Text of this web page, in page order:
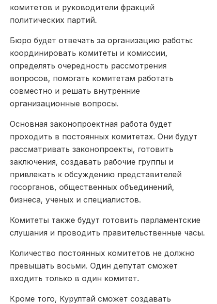
комитетов и руководители фракций
политических партий.
Бюро будет отвечать за организацию работы:
координировать комитеты и комиссии,
определять очередность рассмотрения
вопросов, помогать комитетам работать
совместно и решать внутренние
организационные вопросы.
Основная законопроектная работа будет
проходить в постоянных комитетах. Они будут
рассматривать законопроекты, готовить
заключения, создавать рабочие группы и
привлекать к обсуждению представителей
госорганов, общественных объединений,
бизнеса, ученых и специалистов.
Комитеты также будут готовить парламентские
слушания и проводить правительственные часы.
Количество постоянных комитетов не должно
превышать восьми. Один депутат сможет
входить только в один комитет.
Кроме того, Курултай сможет создавать